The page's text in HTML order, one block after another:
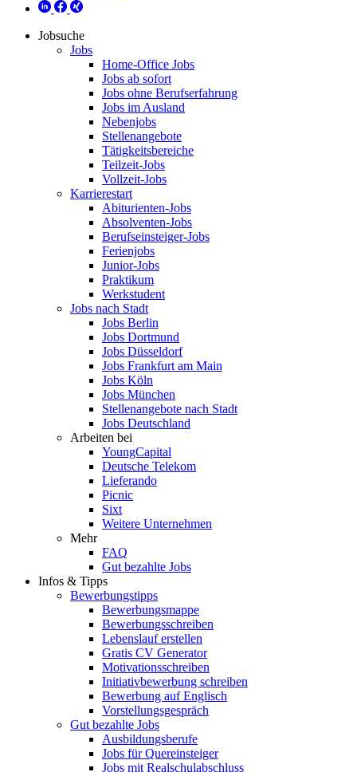
Jobsuche
Jobs
Home-Office Jobs
Jobs ab sofort
Jobs ohne Berufserfahrung
Jobs im Ausland
Nebenjobs
Stellenangebote
Tätigkeitsbereiche
Teilzeit-Jobs
Vollzeit-Jobs
Karrierestart
Abiturienten-Jobs
Absolventen-Jobs
Berufseinsteiger-Jobs
Ferienjobs
Junior-Jobs
Praktikum
Werkstudent
Jobs nach Stadt
Jobs Berlin
Jobs Dortmund
Jobs Düsseldorf
Jobs Frankfurt am Main
Jobs Köln
Jobs München
Stellenangebote nach Stadt
Jobs Deutschland
Arbeiten bei
YoungCapital
Deutsche Telekom
Lieferando
Picnic
Sixt
Weitere Unternehmen
Mehr
FAQ
Gut bezahlte Jobs
Infos & Tipps
Bewerbungstipps
Bewerbungsmappe
Bewerbungsschreiben
Lebenslauf erstellen
Gratis CV Generator
Motivationsschreiben
Initiativbewerbung schreiben
Bewerbung auf Englisch
Vorstellungsgespräch
Gut bezahlte Jobs
Ausbildungsberufe
Jobs für Quereinsteiger
Jobs mit Realschulabschluss